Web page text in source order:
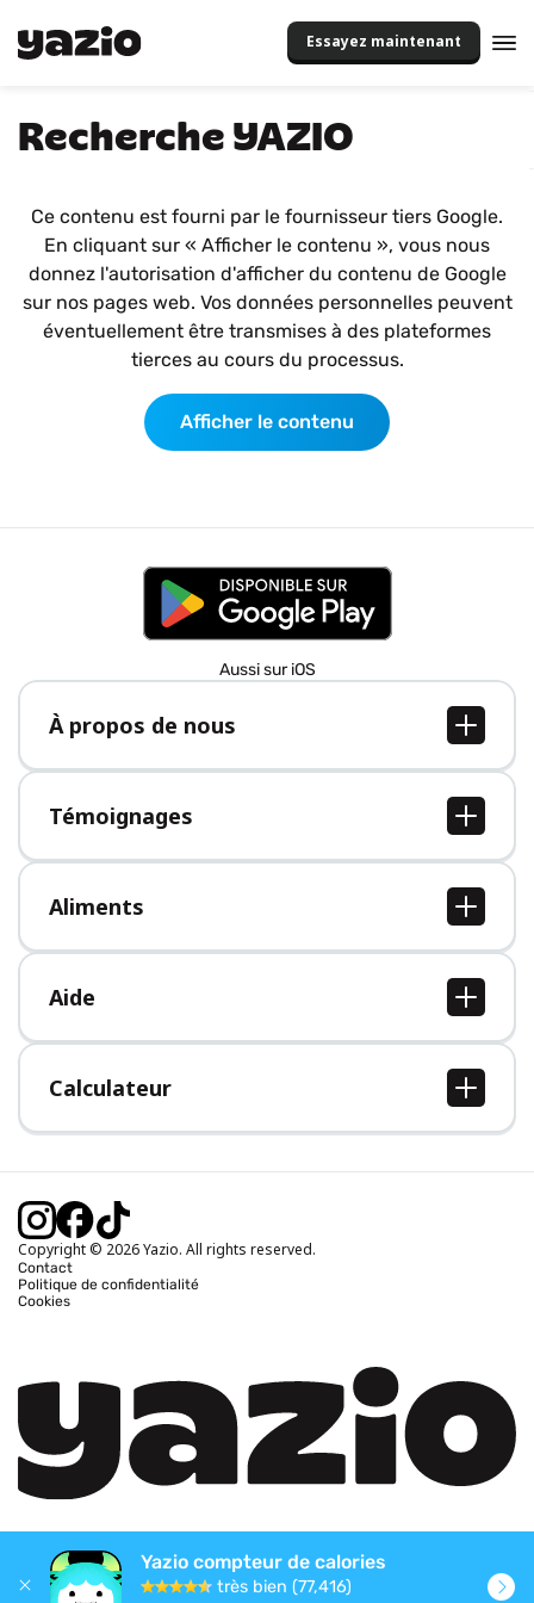
Essayez maintenant
Recherche YAZIO
Ce contenu est fourni par le fournisseur tiers Google.
En cliquant sur « Afficher le contenu », vous nous
donnez l'autorisation d'afficher du contenu de Google
sur nos pages web. Vos données personnelles peuvent
éventuellement être transmises à des plateformes
tierces au cours du processus.
Afficher le contenu
Aussi sur iOS
À propos de nous
À propos de nous
Postes
Presse
Témoignages
Tous les témoignages
Aliments
Tous les aliments
Aide
Centre d'aide
Calculateur
Calcul IMC
Calcul poids idéal
Calcul calories brûlées
Copyright © 2026 Yazio. All rights reserved.
Contact
Politique de confidentialité
Cookies
Yazio compteur de calories
très bien (77,416)